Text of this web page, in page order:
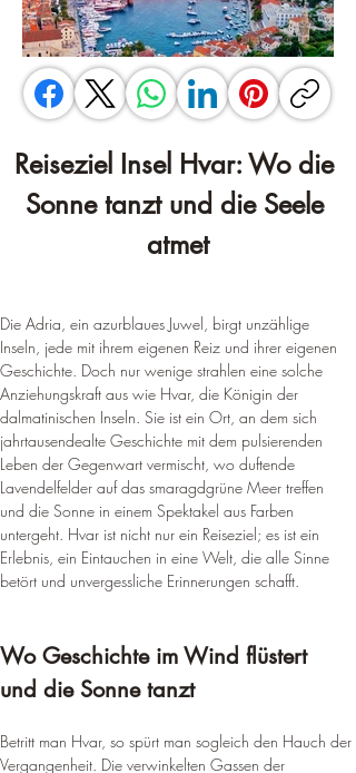
Reiseziel Insel Hvar: Wo die
Sonne tanzt und die Seele
atmet
Die Adria, ein azurblaues Juwel, birgt unzählige
Inseln, jede mit ihrem eigenen Reiz und ihrer eigenen
Geschichte. Doch nur wenige strahlen eine solche
Anziehungskraft aus wie Hvar, die Königin der
dalmatinischen Inseln. Sie ist ein Ort, an dem sich
jahrtausendealte Geschichte mit dem pulsierenden
Leben der Gegenwart vermischt, wo duftende
Lavendelfelder auf das smaragdgrüne Meer treffen
und die Sonne in einem Spektakel aus Farben
untergeht. Hvar ist nicht nur ein Reiseziel; es ist ein
Erlebnis, ein Eintauchen in eine Welt, die alle Sinne
betört und unvergessliche Erinnerungen schafft.
Wo Geschichte im Wind flüstert
und die Sonne tanzt
Betritt man Hvar, so spürt man sogleich den Hauch der
Vergangenheit. Die verwinkelten Gassen der